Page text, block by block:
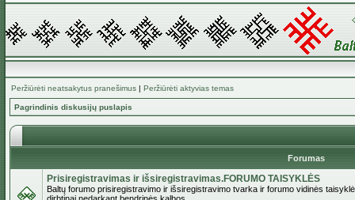
Peržiūrėti neatsakytus pranešimus | Peržiūrėti aktyvias temas
Pagrindinis diskusijų puslapis
Forumas
Prisiregistravimas ir išsiregistravimas.FORUMO TAISYKLĖS
Baltų forumo prisiregistravimo ir išsiregistravimo tvarka ir forumo vidinės